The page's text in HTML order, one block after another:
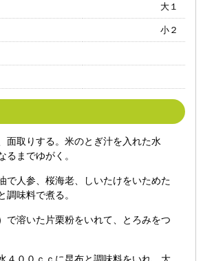
大１
小２
面取りする。米のとぎ汁を入れた水
るまでゆがく。
で人参、桜海老、しいたけをいためた
調味料で煮る。
で溶いた片栗粉をいれて、とろみをつ